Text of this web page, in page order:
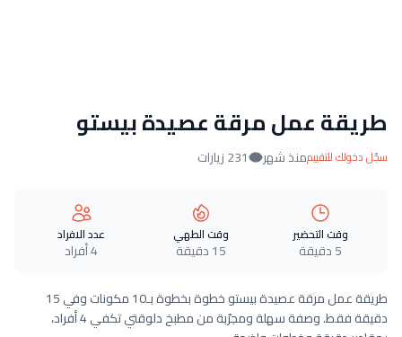
طريقة عمل مرقة عصيدة بيستو
سجّل دخولك للتقييممنذ شهر 231 زيارات
وقت التحضير
5 دقيقة
وقت الطهي
15 دقيقة
عدد الافراد
4 أفراد
طريقة عمل مرقة عصيدة بيستو خطوة بخطوة بـ10 مكونات وفي 15
دقيقة فقط. وصفة سهلة ومجرّبة من مطبخ دلوقتي تكفي 4 أفراد،